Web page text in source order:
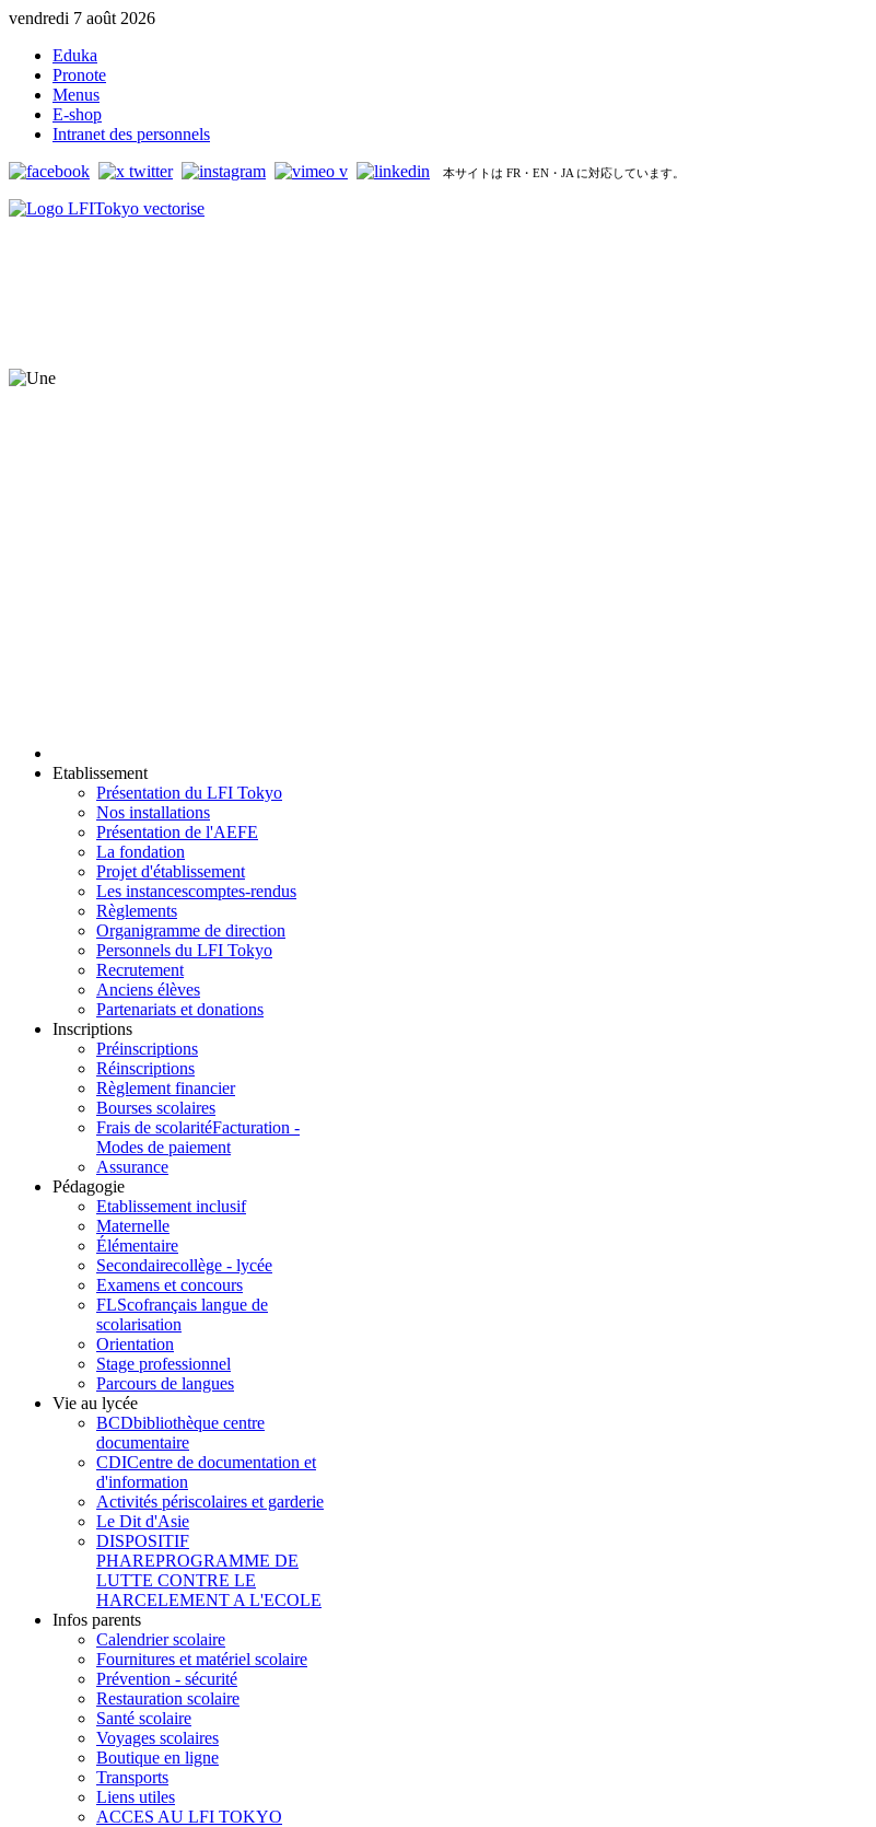
vendredi 7 août 2026
Eduka
Pronote
Menus
E-shop
Intranet des personnels
本サイトは FR・EN・JA に対応しています。
Etablissement
Présentation du LFI Tokyo
Nos installations
Présentation de l'AEFE
La fondation
Projet d'établissement
Les instancescomptes-rendus
Règlements
Organigramme de direction
Personnels du LFI Tokyo
Recrutement
Anciens élèves
Partenariats et donations
Inscriptions
Préinscriptions
Réinscriptions
Règlement financier
Bourses scolaires
Frais de scolaritéFacturation -
Modes de paiement
Assurance
Pédagogie
Etablissement inclusif
Maternelle
Élémentaire
Secondairecollège - lycée
Examens et concours
FLScofrançais langue de
scolarisation
Orientation
Stage professionnel
Parcours de langues
Vie au lycée
BCDbibliothèque centre
documentaire
CDICentre de documentation et
d'information
Activités périscolaires et garderie
Le Dit d'Asie
DISPOSITIF
PHAREPROGRAMME DE
LUTTE CONTRE LE
HARCELEMENT A L'ECOLE
Infos parents
Calendrier scolaire
Fournitures et matériel scolaire
Prévention - sécurité
Restauration scolaire
Santé scolaire
Voyages scolaires
Boutique en ligne
Transports
Liens utiles
ACCES AU LFI TOKYO